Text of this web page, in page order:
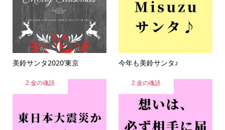
美鈴サンタ2020’東京 今年も美鈴サンタ♪
2.金の魂語 2.金の魂語